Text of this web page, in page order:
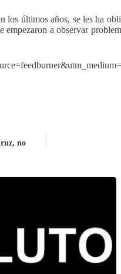
los últimos años, se les ha
empezaron a observar
no